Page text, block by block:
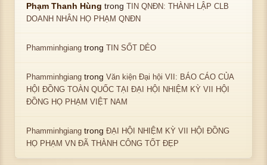
Phạm Thanh Hùng trongTIN QNĐN: THÀNH LẬP CLB
DOANH NHÂN HỌ PHẠM QNĐN
Phamminhgiang trongTIN SỐT DẺO
Phamminhgiang trongVăn kiện Đại hội VII: BÁO CÁO CỦA
HỘI ĐỒNG TOÀN QUỐC TẠI ĐẠI HỘI NHIỆM KỲ VII HỘI
ĐỒNG HỌ PHẠM VIỆT NAM
Phamminhgiang trongĐẠI HỘI NHIỆM KỲ VII HỘI ĐỒNG
HỌ PHẠM VN ĐÃ THÀNH CÔNG TỐT ĐẸP